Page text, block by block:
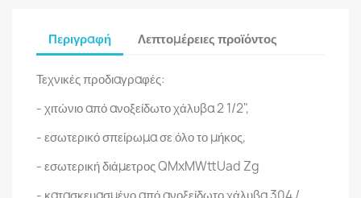
Περιγραφή Λεπτομέρειες προϊόντος
Τεχνικές προδιαγραφές:
- χιτώνιο από ανοξείδωτο χάλυβα 2 1/2",
- εσωτερικό σπείρωμα σε όλο το μήκος,
- εσωτερική διάμετρος QMxMWttUad Zg